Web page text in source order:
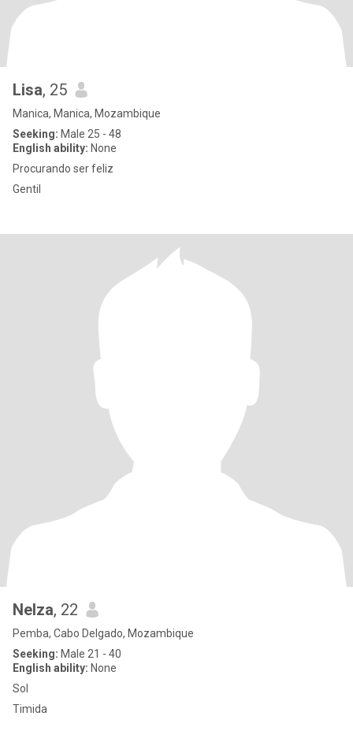
Lisa, 25
Manica, Manica, Mozambique
Seeking: Male 25 - 48
English ability: None
Procurando ser feliz
Gentil
Nelza, 22
Pemba, Cabo Delgado, Mozambique
Seeking: Male 21 - 40
English ability: None
Sol
Timida